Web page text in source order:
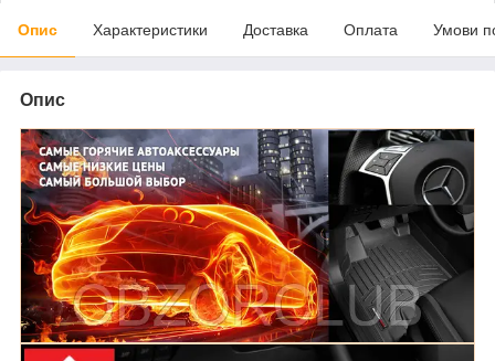
Опис Характеристики Доставка Оплата Умови
Опис